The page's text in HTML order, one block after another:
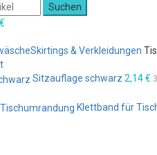
Suchen
€
Skirtings & Verkleidungen
Sitzauflage schwarz 2,14€
Klettband für